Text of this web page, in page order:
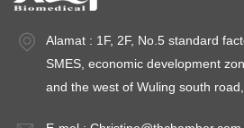
Alamat : 1F, 2F, No.5 standard
SMES, economic development
and the west of Wuling south